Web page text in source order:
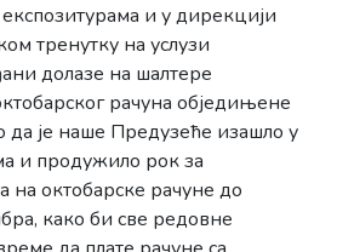
и у дирекцији
тренутку на услузи
долазе на шалтере
рачуна обједињене
да је наше Предузеће изашло у
и продужило рок за
на октобарске рачуне до
како би све редовне